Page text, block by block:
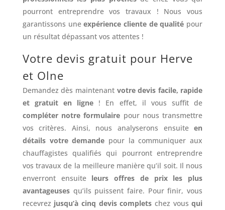
pourront entreprendre vos travaux ! Nous vous
garantissons uneexpérience cliente de qualité pour
un résultat dépassant vos attentes !
Votre devis gratuit pour Herve
et Olne
Demandez dès maintenant votre devis facile, rapide
et gratuit en ligne ! En effet, il vous suffit de
compléter notre formulaire pour nous transmettre
vos critères. Ainsi, nous analyserons ensuiteen
détails votre demande pour la communiquer aux
chauffagistes qualifiés qui pourront entreprendre
vos travaux de la meilleure manière qu’il soit. Il nous
enverront ensuite leurs offres de prix les plus
avantageusesqu’ils puissent faire. Pour finir, vous
recevrez jusqu’à cinq devis complets chez vousqui